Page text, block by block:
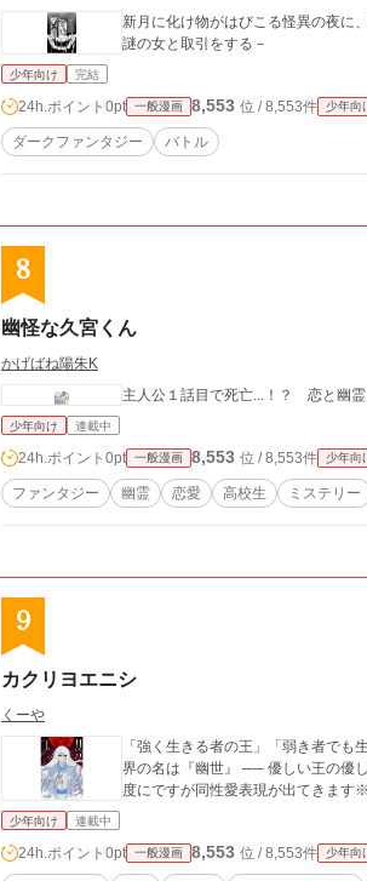
新月に化け物がはびこる怪異の夜に
謎の女と取引をする－
少年向け 完結
24h.ポイント 0pt 一般漫画 8,553 位 / 8,553件 少年向
ダークファンタジー バトル
8
幽怪な久宮くん
かげばね陽朱K
主人公１話目で死亡...！？ 恋と幽霊
少年向け 連載中
24h.ポイント 0pt 一般漫画 8,553 位 / 8,553件 少年向
ファンタジー 幽霊 恋愛 高校生 ミステリー
9
カクリヨエニシ
くーや
「強く生きる者の王」「弱き者で
界の名は『幽世』 ── 優しい王の優しい
度にですが同性愛表現が出てきます※
少年向け 連載中
24h.ポイント 0pt 一般漫画 8,553 位 / 8,553件 少年向